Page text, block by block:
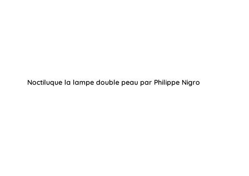
Noctiluque la lampe double peau par Philippe Nigro